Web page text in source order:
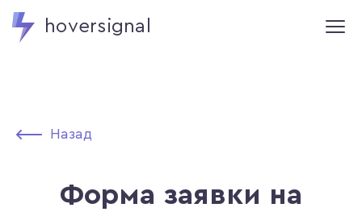
hoversignal
Назад
Форма заявки на